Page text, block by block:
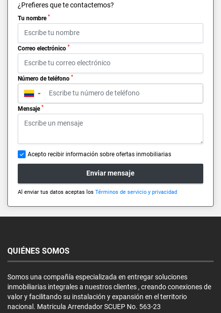
¿Prefieres que te contactemos?
Tu nombre *
Correo electrónico *
Número de teléfono *
▼
Mensaje *
Acepto recibir información sobre ofertas inmobiliarias
Enviar mensaje
Al enviar tus datos aceptas los Términos de servicio y privacidad
QUIÉNES SOMOS
Somos una compañía especializada en entregar soluciones
inmobiliarias integrales a nuestros clientes , creando conexiones de
valor y facilitando su instalación y expansión en el territorio
nacional. Matricula Arrendador SCUEP No. 563-23